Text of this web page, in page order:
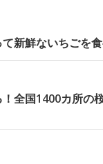
新鮮ないちごを
全国1400カ所の